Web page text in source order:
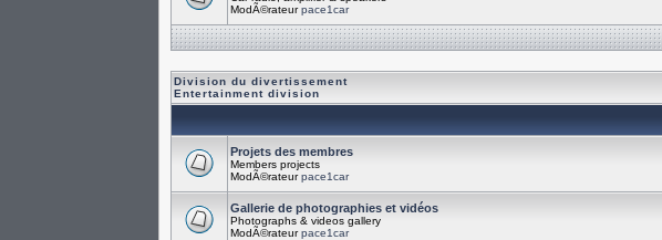
ModÃ©rateurpace1car
Division du divertissement
Entertainment division
Projets des membres
Members projects
ModÃ©rateurpace1car
Gallerie de photographies et vidéos
Photographs & videos gallery
ModÃ©rateurpace1car